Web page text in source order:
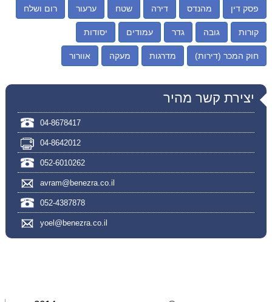
פסק דין מהנדס דירה שטח ערעור רום ושלח
קורות גובה גדר עמודים יסודות
חוק המכר (דירות) מדרגות מעקה אוורור
יצירת קשר מהיר
04-8678417
04-8642012
052-6010262
avram@benezra.co.il
052-4387878
yoel@benezra.co.il